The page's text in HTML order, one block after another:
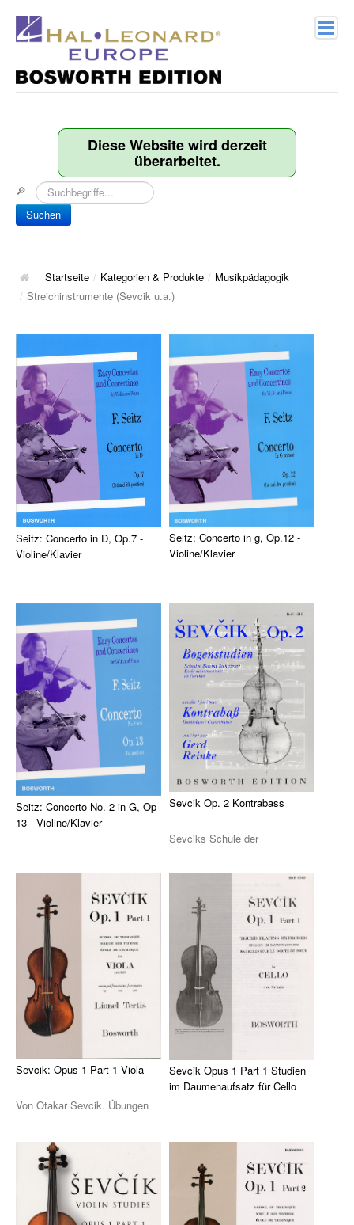
Verlagsprofil
Kontakt
Songbooks
ACT Music
Die Toten Hosen
Rosenstolz
Die kleinen Songbooks
Die großen Songbooks
Sounds Good On-Serie
Hit Session-Reihe
Diverse Bands & Interpreten
Beat It!
Melodie, Text & Akkorde
Klavier, Gesang, Gitarre
Klavier
Text & Akkorde
Für Kinder
Spielmaterial
Klavier & Keyboard
Piano Gefällt Mir!
Start Up Piano
Guitar Play Along
Bass Along
Drum Along
Musikpädagogik
John Wesley Schaum
Gitarre (A- & E-)
Diese Website wird derzeit
überarbeitet.
🔎
Suchen
Startseite / Kategorien & Produkte / Musikpädagogik
/ Streichinstrumente (Sevcik u.a.)
Seitz: Concerto in D, Op.7 -
Violine/Klavier
und 5. Lage) und Klavier in D-
Dur vo ...
Seitz: Concerto in g, Op.12 -
Violine/Klavier
(1. und 3. Lage) und Klavier in
g-Moll ...
Seitz: Concerto No. 2 in G, Op
13 - Violine/Klavier
(1. Lage) und Klavier in G-Dur
von Frie ...
Sevcik Op. 2 Kontrabass
Sevciks Schule der
für Kontrabass von Ge ...
Sevcik: Opus 1 Part 1 Viola
Von Otakar Sevcik. Übungen
Tonleitern, B ...
Sevcik Opus 1 Part 1 Studien
im Daumenaufsatz für Cello
im Daumenaufsatz für Cello